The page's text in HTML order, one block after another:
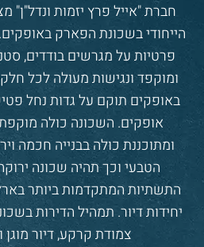
חברת "אייל פרץ יזמות ונדל"ן"
פרטיות על מגרשים בודדים,
ומוקפד ונגישות מעולה לכל
באופקים תוקם על גדות נחל
אופקים. השכונה כולה
ומתוכננת כולה בבנייה חכמה
הטבעי וכך תהיה שכונה
יחידות דיור. תמהיל הדירות
צמודת קרקע, דיור מוגן